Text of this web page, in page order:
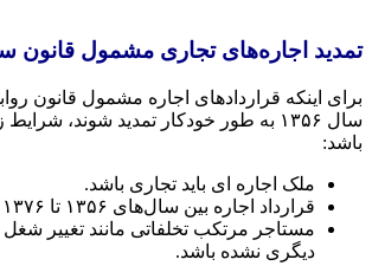
تمدید اجاره‌های تجاری مشمول قانون سال
برای اینکه قراردادهای اجاره مشمول قانون
سال ۱۳۵۶ به طور خودکار تمدید شوند،
باشد:
ملک اجاره ای باید تجاری باشد.
قرارداد اجاره بین سال‌های ۱۳۵۶ تا ۱۳۷۶ منعقد شده باشد.
مستاجر مرتکب تخلفاتی مانند تغییر شغل
دیگری نشده باشد.